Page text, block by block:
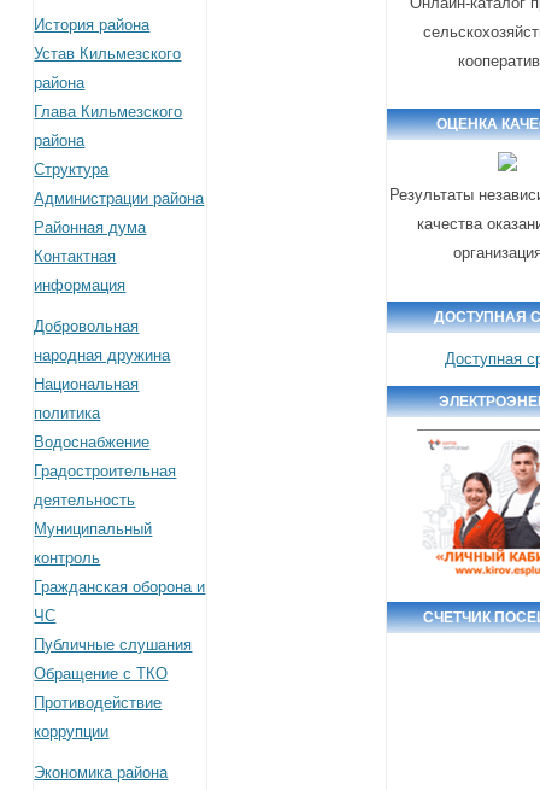
История района
Устав Кильмезского
района
Глава Кильмезского
района
Структура
Администрации района
Районная дума
Контактная
информация
Добровольная
народная дружина
Национальная
политика
Водоснабжение
Градостроительная
деятельность
Муниципальный
контроль
Гражданская оборона и
ЧС
Публичные слушания
Обращение с ТКО
Противодействие
коррупции
Экономика района
ОЦЕНКА
Результаты
качества
ДОСТУПНАЯ
Доступная
СЧЕТЧИК